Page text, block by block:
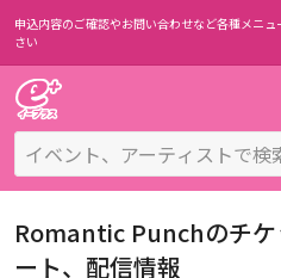
申込内容のご確認やお問い合わせなど各種メニュ
さい
Romantic Punchのチケ
ート、配信情報